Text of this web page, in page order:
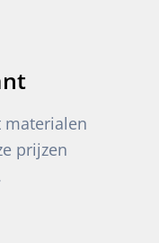
materialen
prijzen